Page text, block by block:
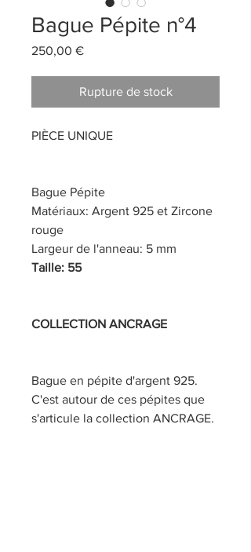
Bague Pépite n°4
250,00 €Prix
Rupture de stock
PIÈCE UNIQUE
Bague Pépite
Matériaux: Argent 925 et Zircone
rouge
Largeur de l'anneau: 5 mm
Taille: 55
COLLECTION ANCRAGE
Bague en pépite d'argent 925.
C'est autour de ces pépites que
s'articule la collection ANCRAGE.